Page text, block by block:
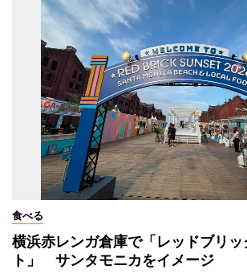
食べる
横浜赤レンガ倉庫で「レッドブリッ
ト」 サンタモニカをイメージ